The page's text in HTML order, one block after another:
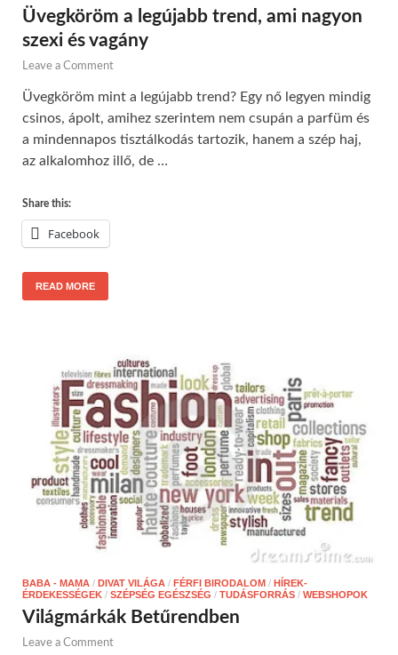
Üvegköröm a legújabb trend, ami nagyon
szexi és vagány
Leave a Comment
Üvegköröm mint a legújabb trend? Egy nő legyen mindig
csinos, ápolt, amihez szerintem nem csupán a parfüm és
a mindennapos tisztálkodás tartozik, hanem a szép haj,
az alkalomhoz illő, de …
Share this:
Facebook
READ MORE
BABA - MAMA / DIVAT VILÁGA / FÉRFI BIRODALOM / HÍREK-
ÉRDEKESSÉGEK / SZÉPSÉG EGÉSZSÉG / TUDÁSFORRÁS / WEBSHOPOK
Világmárkák Betűrendben
Leave a Comment